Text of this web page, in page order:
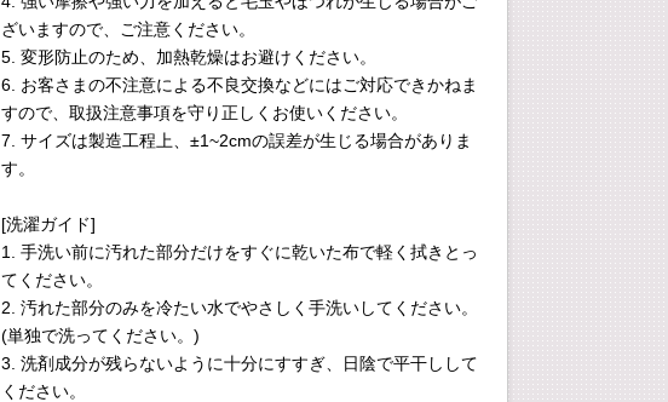
ざいますので、ご注意ください。
5. 変形防止のため、加熱乾燥はお避けください。
6. お客さまの不注意による不良交換などにはご対応できかねま
すので、取扱注意事項を守り正しくお使いください。
7. サイズは製造工程上、±1~2cmの誤差が生じる場合がありま
す。
[洗濯ガイド]
1. 手洗い前に汚れた部分だけをすぐに乾いた布で軽く拭きとっ
てください。
2. 汚れた部分のみを冷たい水でやさしく手洗いしてください。
(単独で洗ってください。)
3. 洗剤成分が残らないように十分にすすぎ、日陰で平干しして
ください。